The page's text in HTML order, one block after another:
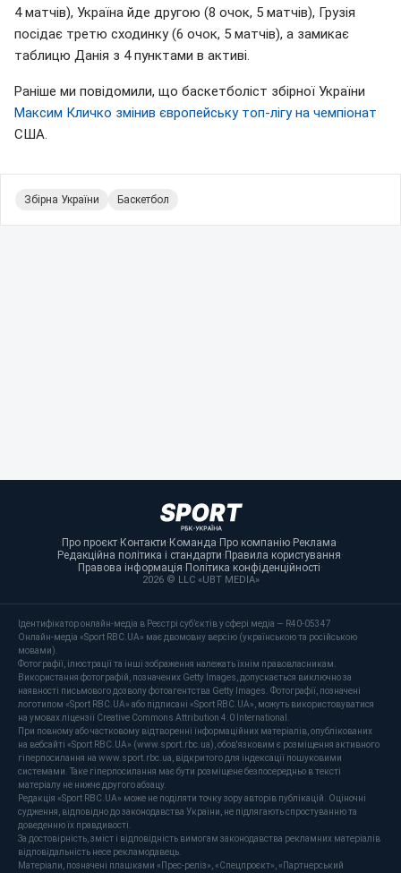
4 матчів), Україна йде другою (8 очок, 5 матчів), Грузія
посідає третю сходинку (6 очок, 5 матчів), а замикає
таблицю Данія з 4 пунктами в активі.
Раніше ми повідомили, що баскетболіст збірної України
Максим Кличко змінив європейську топ-лігу на чемпіонат
США.
Збірна України Баскетбол
Про проєкт·Контакти·Команда·Про компанію·Реклама·
Редакційна політика і стандарти·Правила користування·
Правова інформація·Політика конфіденційності·
2026 © LLC «UBT MEDIA»
Ідентифікатор онлайн-медіа в Реєстрі суб’єктів у сфері медіа — R40-05347
Онлайн-медіа «Sport RBC.UA» має двомовну версію (українською та російською
мовами).
Фотографії, ілюстрації та інші зображення належать їхнім правовласникам.
Використання фотографій, позначених Getty Images, допускається виключно за
наявності письмового дозволу фотоагентства Getty Images. Фотографії, позначені
логотипом «Sport RBC.UA» або підписані «Sport RBC.UA», можуть використовуватися
на умовах ліцензії Creative Commons Attribution 4.0 International.
При повному або частковому відтворенні інформаційних матеріалів, опублікованих
на вебсайті «Sport RBC.UA» (www.sport.rbc.ua), обов'язковим є розміщення активного
гіперпосилання на www.sport.rbc.ua, відкритого для індексації пошуковими
системами. Таке гіперпосилання має бути розміщене безпосередньо в тексті
матеріалу не нижче другого абзацу.
Редакція «Sport RBC.UA» може не поділяти точку зору авторів публікацій. Оціночні
судження, відповідно до законодавства України, не підлягають спростуванню та
доведенню їх правдивості.
За достовірність, зміст і відповідність вимогам законодавства рекламних матеріалів
відповідальність несе рекламодавець.
Матеріали, позначені плашками «Прес-реліз», «Спецпроєкт», «Партнерський